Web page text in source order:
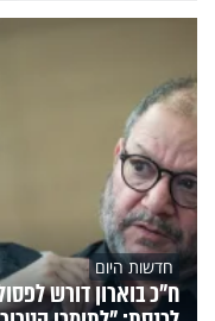
חדשות היום
ח״כ בוארון דורש